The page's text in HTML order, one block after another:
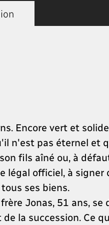
Encore vert et
n'est pas éternel et
fils aîné ou, à
légal officiel, à
ses biens.
Jonas, 51 ans,
la succession. Ce